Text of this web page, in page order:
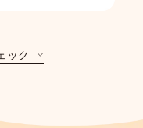
ック